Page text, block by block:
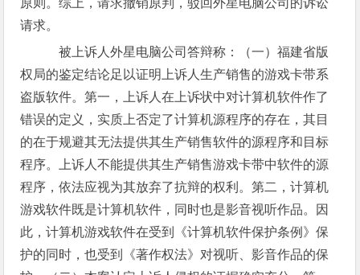
原则。综上，请求撤销原判，驳回外星电脑公司的诉讼
请求。
被上诉人外星电脑公司答辩称：（一）福建省版
权局的鉴定结论足以证明上诉人生产销售的游戏卡带系
盗版软件。第一，上诉人在上诉状中对计算机软件作了
错误的定义，实质上否定了计算机源程序的存在，其目
的在于规避其无法提供其生产销售软件的源程序和目标
程序。上诉人不能提供其生产销售游戏卡带中软件的源
程序，依法应视为其放弃了抗辩的权利。第二，计算机
游戏软件既是计算机软件，同时也是影音视听作品。因
此，计算机游戏软件在受到《计算机软件保护条例》保
护的同时，也受到《著作权法》对视听、影音作品的保